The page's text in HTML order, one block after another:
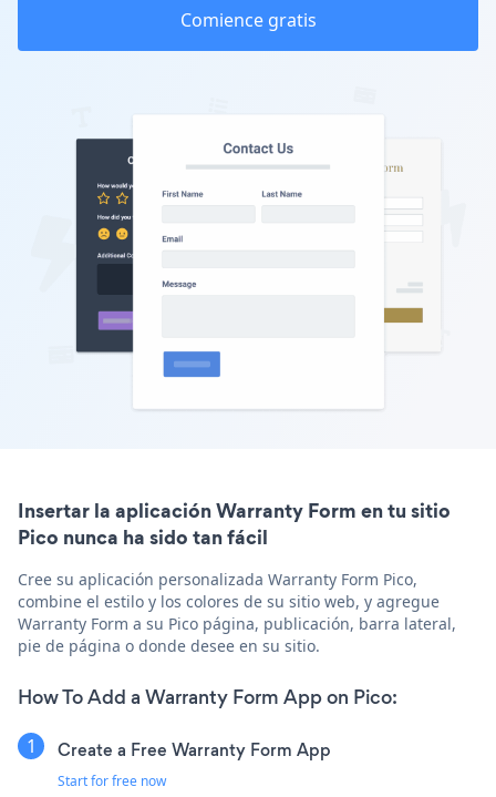
Comience gratis
Insertar la aplicación Warranty Form en tu sitio
Pico nunca ha sido tan fácil
Cree su aplicación personalizada Warranty Form Pico,
combine el estilo y los colores de su sitio web, y agregue
Warranty Form a su Pico página, publicación, barra lateral,
pie de página o donde desee en su sitio.
How To Add a Warranty Form App on Pico:
Create a Free Warranty Form App
Start for free now